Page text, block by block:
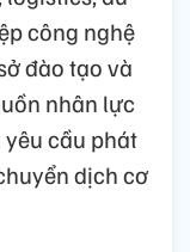
công nghệ
đào tạo và
nhân lực
cầu phát
dịch cơ